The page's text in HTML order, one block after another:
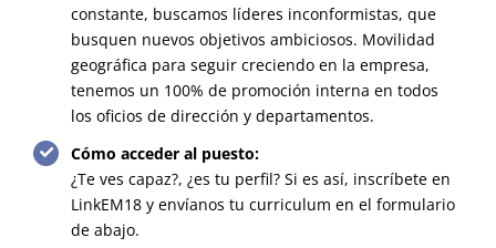
constante, buscamos líderes inconformistas, que
busquen nuevos objetivos ambiciosos. Movilidad
geográfica para seguir creciendo en la empresa,
tenemos un 100% de promoción interna en todos
los oficios de dirección y departamentos.
Cómo acceder al puesto:
¿Te ves capaz?, ¿es tu perfil? Si es así, inscríbete en
LinkEM18 y envíanos tu curriculum en el formulario
de abajo.